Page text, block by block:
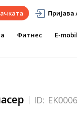
Пријава
Фитнес E-
ID: